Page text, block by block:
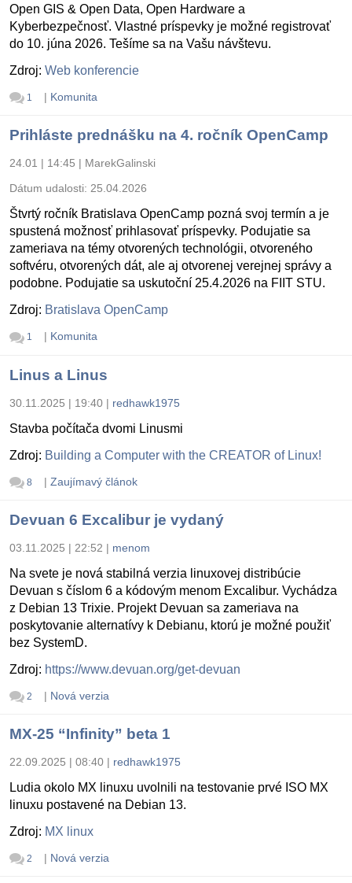
Open GIS & Open Data, Open Hardware a
Kyberbezpečnosť. Vlastné príspevky je možné registrovať
do 10. júna 2026. Tešíme sa na Vašu návštevu.
Zdroj: Web konferencie
1 | Komunita
Prihláste prednášku na 4. ročník OpenCamp
24.01 | 14:45 | MarekGalinski
Dátum udalosti: 25.04.2026
Štvrtý ročník Bratislava OpenCamp pozná svoj termín a je
spustená možnosť prihlasovať príspevky. Podujatie sa
zameriava na témy otvorených technológii, otvoreného
softvéru, otvorených dát, ale aj otvorenej verejnej správy a
podobne. Podujatie sa uskutoční 25.4.2026 na FIIT STU.
Zdroj: Bratislava OpenCamp
1 | Komunita
Linus a Linus
30.11.2025 | 19:40 | redhawk1975
Stavba počítača dvomi Linusmi
Zdroj: Building a Computer with the CREATOR of Linux!
8 | Zaujímavý článok
Devuan 6 Excalibur je vydaný
03.11.2025 | 22:52 | menom
Na svete je nová stabilná verzia linuxovej distribúcie
Devuan s číslom 6 a kódovým menom Excalibur. Vychádza
z Debian 13 Trixie. Projekt Devuan sa zameriava na
poskytovanie alternatívy k Debianu, ktorú je možné použiť
bez SystemD.
Zdroj: https://www.devuan.org/get-devuan
2 | Nová verzia
MX-25 “Infinity” beta 1
22.09.2025 | 08:40 | redhawk1975
Ludia okolo MX linuxu uvolnili na testovanie prvé ISO MX
linuxu postavené na Debian 13.
Zdroj: MX linux
2 | Nová verzia